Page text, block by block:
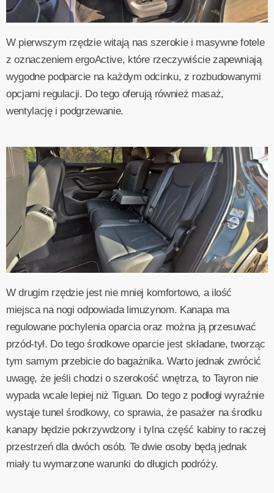
W pierwszym rzędzie witają nas szerokie i masywne fotele
z oznaczeniem ergoActive, które rzeczywiście zapewniają
wygodne podparcie na każdym odcinku, z rozbudowanymi
opcjami regulacji. Do tego oferują również masaż,
wentylację i podgrzewanie.
W drugim rzędzie jest nie mniej komfortowo, a ilość
miejsca na nogi odpowiada limuzynom. Kanapa ma
regulowane pochylenia oparcia oraz można ją przesuwać
przód-tył. Do tego środkowe oparcie jest składane, tworząc
tym samym przebicie do bagażnika. Warto jednak zwrócić
uwagę, że jeśli chodzi o szerokość wnętrza, to Tayron nie
wypada wcale lepiej niż Tiguan. Do tego z podłogi wyraźnie
wystaje tunel środkowy, co sprawia, że pasażer na środku
kanapy będzie pokrzywdzony i tylna część kabiny to raczej
przestrzeń dla dwóch osób. Te dwie osoby będą jednak
miały tu wymarzone warunki do długich podróży.